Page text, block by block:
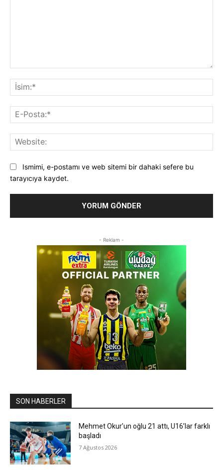
Ismimi, e-postamı ve web sitemi bir dahaki sefere bu
tarayıcıya kaydet.
- Reklam -
SON HABERLER
Mehmet Okur’un oğlu 21 attı, U16’lar farklı
başladı
7 Ağustos 2026